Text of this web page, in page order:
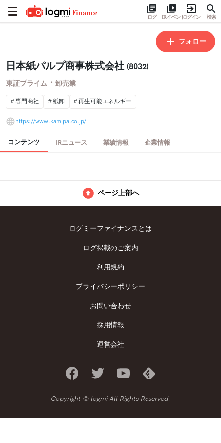
ログ IRイベントログイン 検索
フォロー
日本紙パルプ商事株式会社 (8032)
東証プライム ・ 卸売業
専門商社 紙卸 再生可能エネルギー
https://www.kamipa.co.jp/
コンテンツ IRニュース 業績情報 企業情報
ページ上部へ
ログミーファイナンスとは
ログ掲載のご案内
利用規約
プライバシーポリシー
お問い合わせ
採用情報
運営会社
Copyright © logmi All Rights Reserved.